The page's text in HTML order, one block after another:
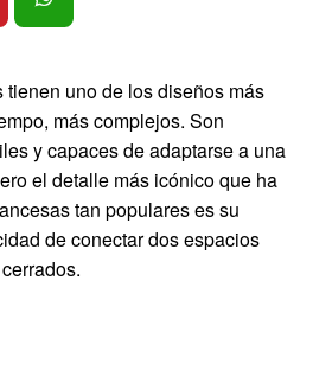
tienen uno de los diseños más
más complejos. Son
y capaces de adaptarse a una
el detalle más icónico que ha
tan populares es su
de conectar dos espacios